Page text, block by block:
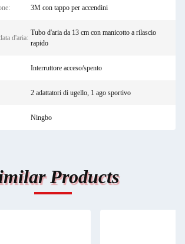
3M con tappo per accendini
d'aria:
Tubo d'aria da 13 cm con manicotto a rilascio
rapido
Interruttore acceso/spento
2 adattatori di ugello, 1 ago sportivo
Ningbo
Products